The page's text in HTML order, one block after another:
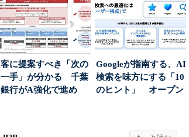
引...
客に提案すべき「次の
一手」が分かる 千葉
銀行がA強化で進め
Googleが指南する、AI
検索を味方にする「10
のヒント」 オープン